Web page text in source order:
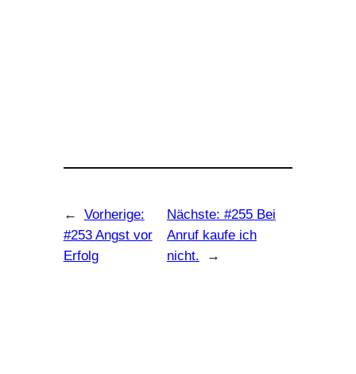
←
Vorherige:
#253 Angst vor
Erfolg
Nächste: #255 Bei
Anruf kaufe ich
nicht.
→